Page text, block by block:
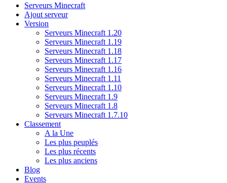
Serveurs Minecraft
Ajout serveur
Version
Serveurs Minecraft 1.20
Serveurs Minecraft 1.19
Serveurs Minecraft 1.18
Serveurs Minecraft 1.17
Serveurs Minecraft 1.16
Serveurs Minecraft 1.11
Serveurs Minecraft 1.10
Serveurs Minecraft 1.9
Serveurs Minecraft 1.8
Serveurs Minecraft 1.7.10
Classement
A la Une
Les plus peuplés
Les plus récents
Les plus anciens
Blog
Events